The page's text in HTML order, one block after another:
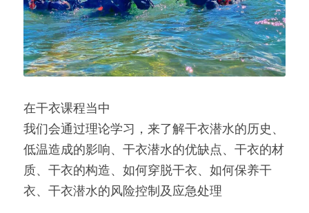
在干衣课程当中
我们会通过理论学习，来了解干衣潜水的历史、
低温造成的影响、干衣潜水的优缺点、干衣的材
质、干衣的构造、如何穿脱干衣、如何保养干
衣、干衣潜水的风险控制及应急处理